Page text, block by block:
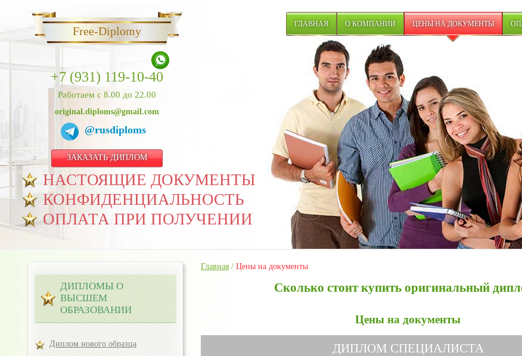
Free-Diplomy
+7 (931) 119-10-40
Работаем с 8.00 до 22.00
original.diploms@gmail.com
@rusdiploms
ЗАКАЗАТЬ ДИПЛОМ
НАСТОЯЩИЕ ДОКУМЕНТЫ
КОНФИДЕНЦИАЛЬНОСТЬ
ОПЛАТА ПРИ ПОЛУЧЕНИИ
ГЛАВНАЯ О КОМПАНИИ ЦЕНЫ НА ДОКУМЕНТЫ
Главная / Цены на документы
Сколько стоит купить оригинальный
Цены на документы
ДИПЛОМ СПЕЦИАЛИСТА
ДИПЛОМЫ О
ВЫСШЕМ
ОБРАЗОВАНИИ
Диплом нового образца